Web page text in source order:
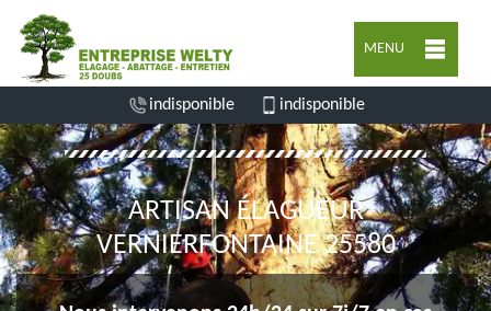
MENU
indisponible indisponible
ARTISAN ÉLAGUEUR
VERNIERFONTAINE 25580